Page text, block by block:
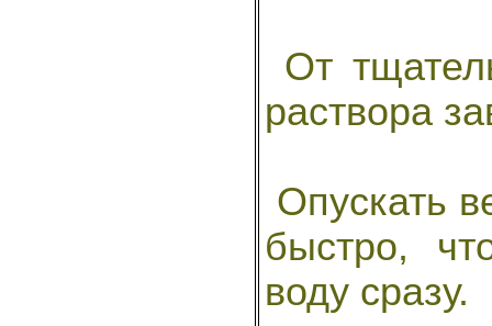
От
раствора
Опускать
быстро,
воду сразу.